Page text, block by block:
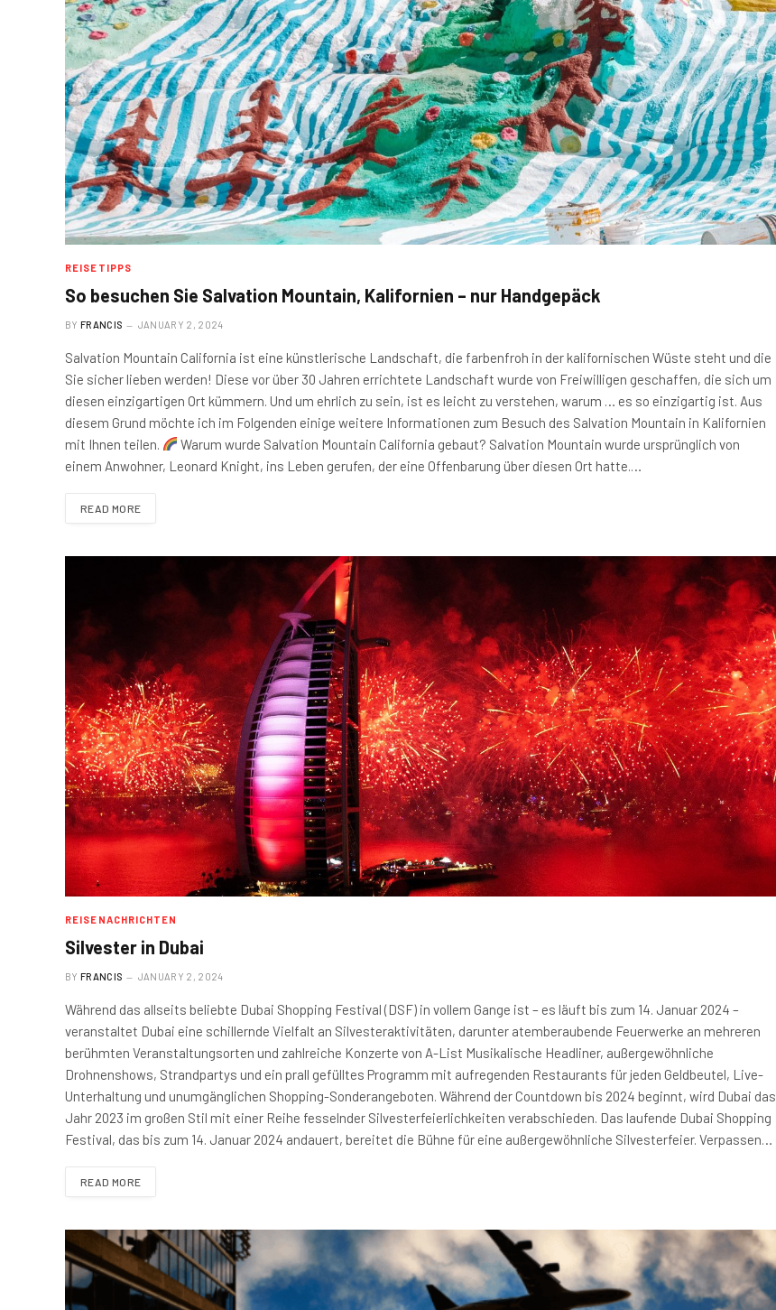
REISETIPPS
So besuchen Sie Salvation Mountain, Kalifornien – nur Handgepäck
BY FRANCIS JANUARY 2, 2024
Salvation Mountain California ist eine künstlerische Landschaft, die farbenfroh in der kalifornischen Wüste steht und die
Sie sicher lieben werden! Diese vor über 30 Jahren errichtete Landschaft wurde von Freiwilligen geschaffen, die sich um
diesen einzigartigen Ort kümmern. Und um ehrlich zu sein, ist es leicht zu verstehen, warum … es so einzigartig ist. Aus
diesem Grund möchte ich im Folgenden einige weitere Informationen zum Besuch des Salvation Mountain in Kalifornien
mit Ihnen teilen.
Warum wurde Salvation Mountain California gebaut? Salvation Mountain wurde ursprünglich von
einem Anwohner, Leonard Knight, ins Leben gerufen, der eine Offenbarung über diesen Ort hatte.…
READ MORE
REISENACHRICHTEN
Silvester in Dubai
BY FRANCIS JANUARY 2, 2024
Während das allseits beliebte Dubai Shopping Festival (DSF) in vollem Gange ist – es läuft bis zum 14. Januar 2024 –
veranstaltet Dubai eine schillernde Vielfalt an Silvesteraktivitäten, darunter atemberaubende Feuerwerke an mehreren
berühmten Veranstaltungsorten und zahlreiche Konzerte von A-List Musikalische Headliner, außergewöhnliche
Drohnenshows, Strandpartys und ein prall gefülltes Programm mit aufregenden Restaurants für jeden Geldbeutel, Live-
Unterhaltung und unumgänglichen Shopping-Sonderangeboten. Während der Countdown bis 2024 beginnt, wird Dubai das
Jahr 2023 im großen Stil mit einer Reihe fesselnder Silvesterfeierlichkeiten verabschieden. Das laufende Dubai Shopping
Festival, das bis zum 14. Januar 2024 andauert, bereitet die Bühne für eine außergewöhnliche Silvesterfeier. Verpassen…
READ MORE